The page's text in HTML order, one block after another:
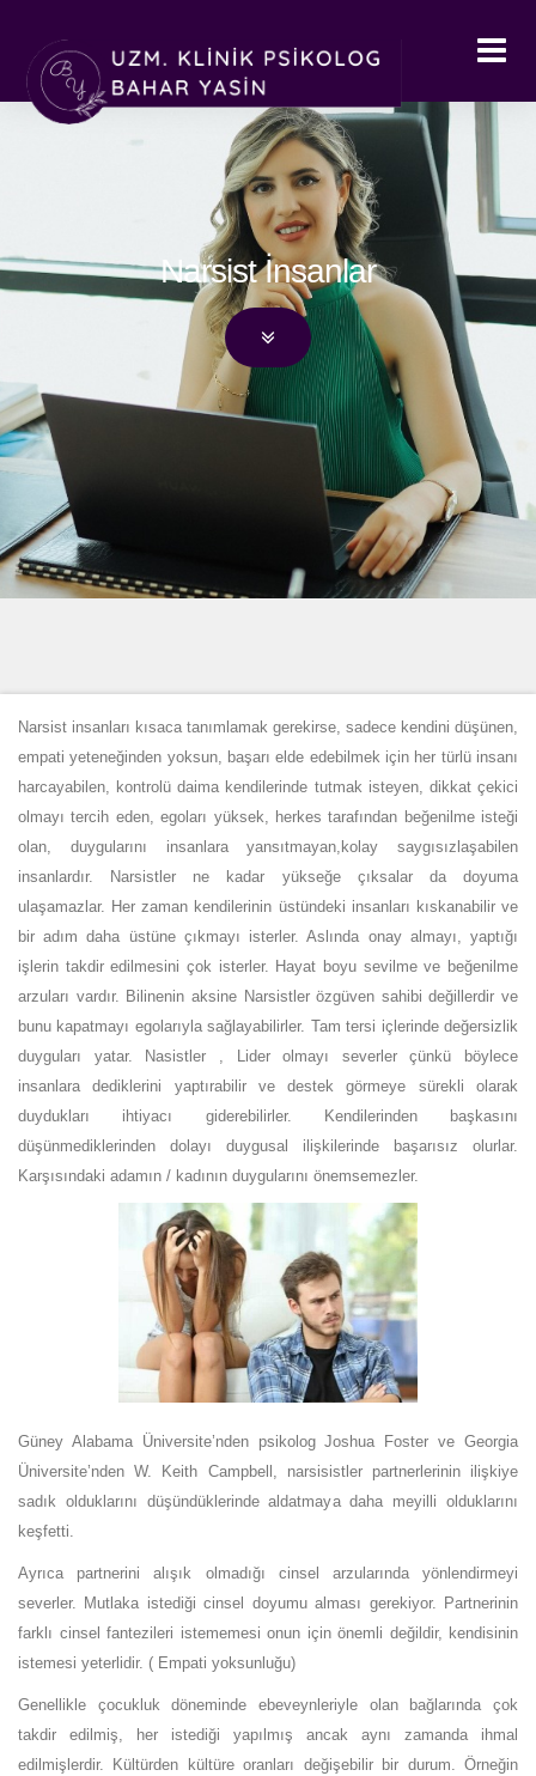
Narsist İnsanlar
Narsist insanları kısaca tanımlamak gerekirse, sadece kendini düşünen,
empati yeteneğinden yoksun, başarı elde edebilmek için her türlü insanı
harcayabilen, kontrolü daima kendilerinde tutmak isteyen, dikkat çekici
olmayı tercih eden, egoları yüksek, herkes tarafından beğenilme isteği
olan, duygularını insanlara yansıtmayan,kolay saygısızlaşabilen
insanlardır. Narsistler ne kadar yükseğe çıksalar da doyuma
ulaşamazlar. Her zaman kendilerinin üstündeki insanları kıskanabilir ve
bir adım daha üstüne çıkmayı isterler. Aslında onay almayı, yaptığı
işlerin takdir edilmesini çok isterler. Hayat boyu sevilme ve beğenilme
arzuları vardır. Bilinenin aksine Narsistler özgüven sahibi değillerdir ve
bunu kapatmayı egolarıyla sağlayabilirler. Tam tersi içlerinde değersizlik
duyguları yatar. Nasistler , Lider olmayı severler çünkü böylece
insanlara dediklerini yaptırabilir ve destek görmeye sürekli olarak
duydukları ihtiyacı giderebilirler. Kendilerinden başkasını
düşünmediklerinden dolayı duygusal ilişkilerinde başarısız olurlar.
Karşısındaki adamın / kadının duygularını önemsemezler.
Güney Alabama Üniversite’nden psikolog Joshua Foster ve Georgia
Üniversite’nden W. Keith Campbell, narsisistler partnerlerinin ilişkiye
sadık olduklarını düşündüklerinde aldatmaya daha meyilli olduklarını
keşfetti.
Ayrıca partnerini alışık olmadığı cinsel arzularında yönlendirmeyi
severler. Mutlaka istediği cinsel doyumu alması gerekiyor. Partnerinin
farklı cinsel fantezileri istememesi onun için önemli değildir, kendisinin
istemesi yeterlidir. ( Empati yoksunluğu)
Genellikle çocukluk döneminde ebeveynleriyle olan bağlarında çok
takdir edilmiş, her istediği yapılmış ancak aynı zamanda ihmal
edilmişlerdir. Kültürden kültüre oranları değişebilir bir durum. Örneğin